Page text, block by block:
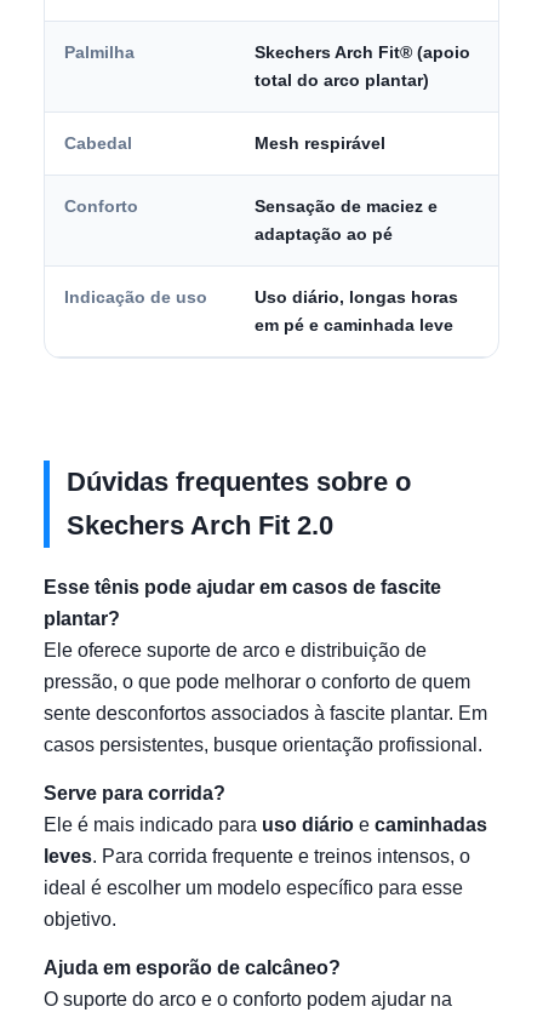
Palmilha
Skechers Arch Fit® (apoio
total do arco plantar)
Cabedal Mesh respirável
Conforto
Sensação de maciez e
adaptação ao pé
Indicação de uso
Uso diário, longas horas
em pé e caminhada leve
Dúvidas frequentes sobre o
Skechers Arch Fit 2.0
Esse tênis pode ajudar em casos de fascite
plantar?
Ele oferece suporte de arco e distribuição de
pressão, o que pode melhorar o conforto de quem
sente desconfortos associados à fascite plantar. Em
casos persistentes, busque orientação profissional.
Serve para corrida?
Ele é mais indicado para uso diário e caminhadas
leves. Para corrida frequente e treinos intensos, o
ideal é escolher um modelo específico para esse
objetivo.
Ajuda em esporão de calcâneo?
O suporte do arco e o conforto podem ajudar na